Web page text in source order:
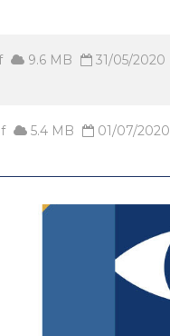
9.6 MB
31/05/2020
5.4 MB
01/07/2020